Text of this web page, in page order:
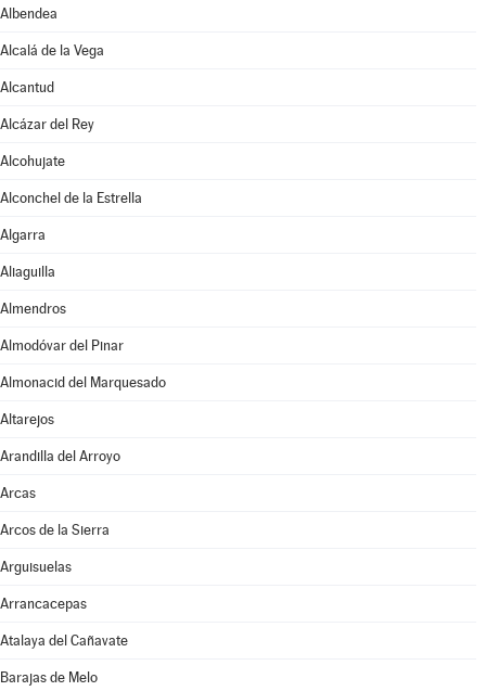
Albendea
Alcalá de la Vega
Alcantud
Alcázar del Rey
Alcohujate
Alconchel de la Estrella
Algarra
Aliaguilla
Almendros
Almodóvar del Pinar
Almonacid del Marquesado
Altarejos
Arandilla del Arroyo
Arcas
Arcos de la Sierra
Arguisuelas
Arrancacepas
Atalaya del Cañavate
Barajas de Melo